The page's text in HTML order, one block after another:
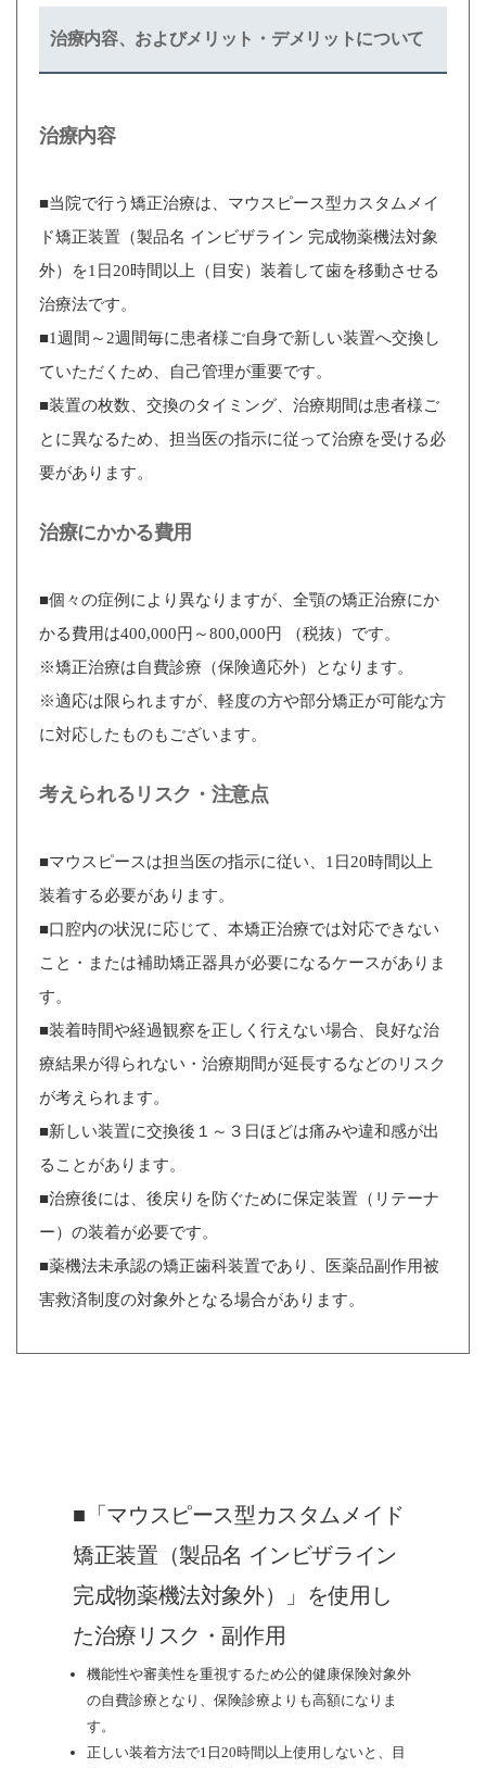
治療内容、およびメリット・デメリットについて
治療内容
■当院で行う矯正治療は、マウスピース型カスタムメイ
ド矯正装置（製品名 インビザライン 完成物薬機法対象
外）を1日20時間以上（目安）装着して歯を移動させる
治療法です。
■1週間～2週間毎に患者様ご自身で新しい装置へ交換し
ていただくため、自己管理が重要です。
■装置の枚数、交換のタイミング、治療期間は患者様ご
とに異なるため、担当医の指示に従って治療を受ける必
要があります。
治療にかかる費用
■個々の症例により異なりますが、全顎の矯正治療にか
かる費用は400,000円～800,000円 （税抜）です。
※矯正治療は自費診療（保険適応外）となります。
※適応は限られますが、軽度の方や部分矯正が可能な方
に対応したものもございます。
考えられるリスク・注意点
■マウスピースは担当医の指示に従い、1日20時間以上
装着する必要があります。
■口腔内の状況に応じて、本矯正治療では対応できない
こと・または補助矯正器具が必要になるケースがありま
す。
■装着時間や経過観察を正しく行えない場合、良好な治
療結果が得られない・治療期間が延長するなどのリスク
が考えられます。
■新しい装置に交換後１～３日ほどは痛みや違和感が出
ることがあります。
■治療後には、後戻りを防ぐために保定装置（リテーナ
ー）の装着が必要です。
■薬機法未承認の矯正歯科装置であり、医薬品副作用被
害救済制度の対象外となる場合があります。
■「マウスピース型カスタムメイド
矯正装置（製品名 インビザライン
完成物薬機法対象外）」を使用し
た治療リスク・副作用
機能性や審美性を重視するため公的健康保険対象外
の自費診療となり、保険診療よりも高額になりま
す。
正しい装着方法で1日20時間以上使用しないと、目